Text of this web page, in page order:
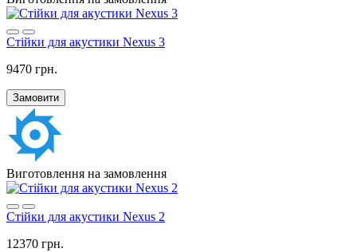
Стійки для акустики Nexus 3
9470 грн.
Замовити
Виготовлення на замовлення
Стійки для акустики Nexus 2
12370 грн.